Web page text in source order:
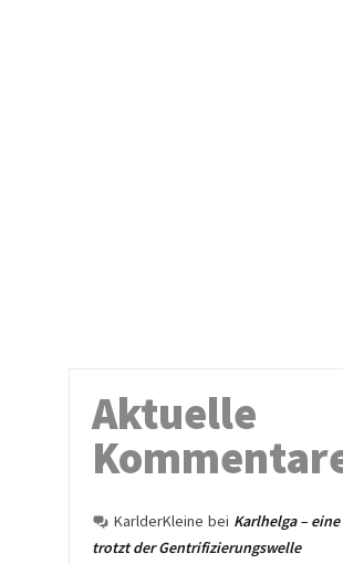
Aktuelle
KarlderKleine bei Karlhelga –
trotzt der Gentrifizierungswelle